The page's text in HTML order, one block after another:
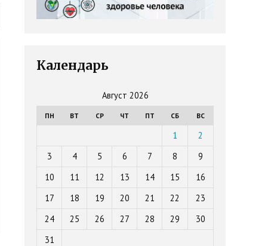
Календарь
Август 2026
ПН ВТ СР ЧТ ПТ СБ ВС
1
2
3
4 5 6 7 8
9
10
11 12 13 14 15
16
17
18 19 20 21 22
23
24
25 26 27 28 29
30
31